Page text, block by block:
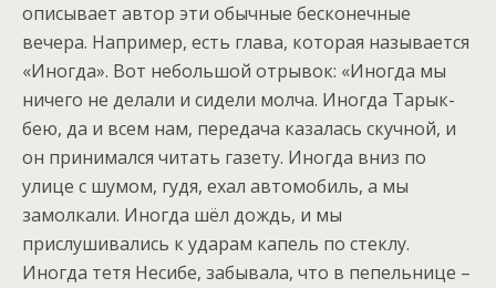
описывает автор эти обычные бесконечные
вечера. Например, есть глава, которая называется
«Иногда». Вот небольшой отрывок: «Иногда мы
ничего не делали и сидели молча. Иногда Тарык-
бею, да и всем нам, передача казалась скучной, и
он принимался читать газету. Иногда вниз по
улице с шумом, гудя, ехал автомобиль, а мы
замолкали. Иногда шёл дождь, и мы
прислушивались к ударам капель по стеклу.
Иногда тетя Несибе, забывала, что в пепельнице –